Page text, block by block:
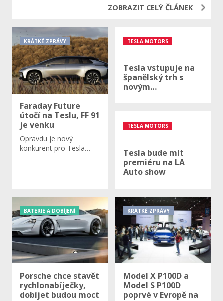
ZOBRAZIT CELÝ ČLÁNEK
KRÁTKÉ ZPRÁVY
Faraday Future
útočí na Teslu, FF 91
je venku
Opravdu je nový
konkurent pro Tesla…
TESLA MOTORS
Tesla vstupuje na
španělský trh s
novým…
TESLA MOTORS
Tesla bude mít
premiéru na LA
Auto show
BATERIE A DOBÍJENÍ
Porsche chce stavět
rychlonabíječky,
dobíjet budou moct
KRÁTKÉ ZPRÁVY
Model X P100D a
Model S P100D
poprvé v Evropě na